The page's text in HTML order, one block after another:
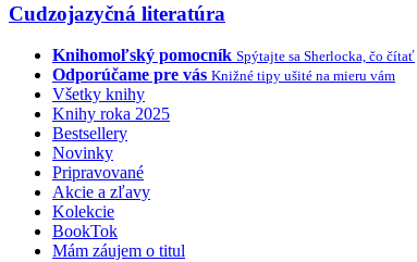
Cudzojazyčná literatúra
Knihomoľský pomocník Spýtajte sa Sherlocka, čo čítať
Odporúčame pre vás Knižné tipy ušité na mieru vám
Všetky knihy
Knihy roka 2025
Bestsellery
Novinky
Pripravované
Akcie a zľavy
Kolekcie
BookTok
Mám záujem o titul